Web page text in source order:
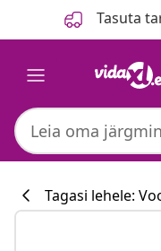
Tasuta
Tagasi lehele: